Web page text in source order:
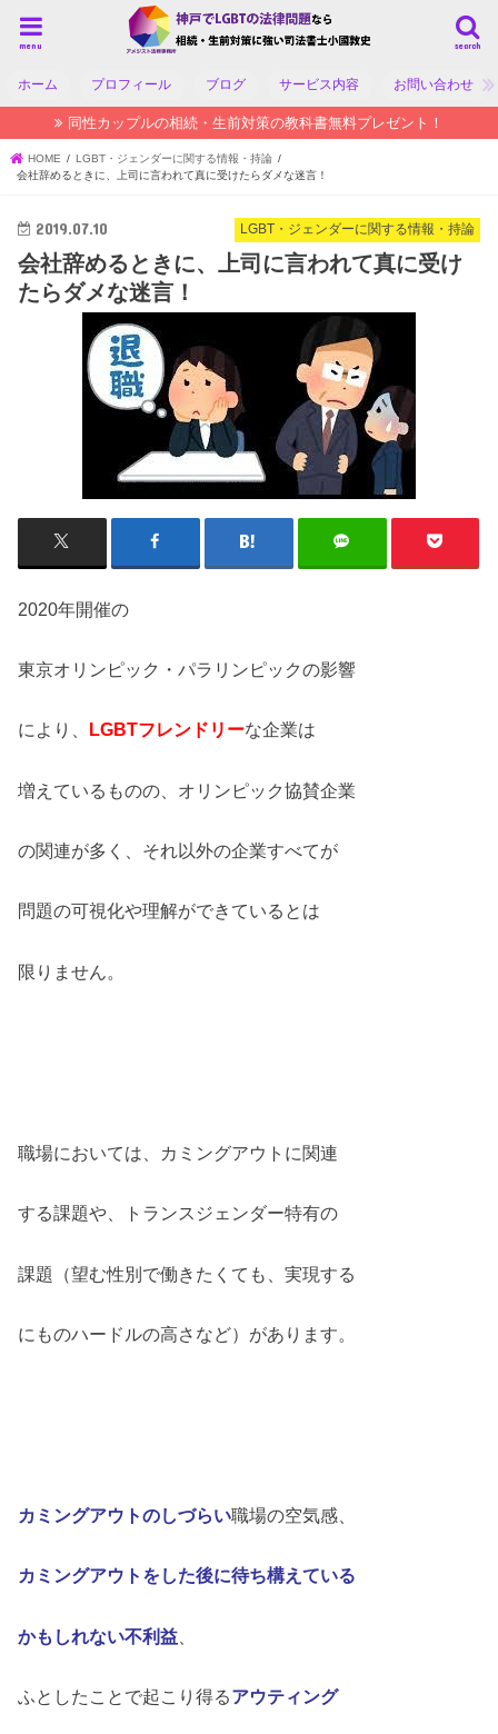
search
menu
ホーム プロフィール ブログ サービス内容 お問い合わせ
同性カップルの相続・生前対策の教科書無料プレゼント！
HOME
LGBT・ジェンダーに関する情報・持論
会社辞めるときに、上司に言われて真に受けたらダメな迷言！
LGBT・ジェンダーに関する情報・持論
2019.07.10
会社辞めるときに、上司に言われて真に受け
たらダメな迷言！
2020年開催の
東京オリンピック・パラリンピックの影響
により、 LGBTフレンドリーな企業は
増えているものの、オリンピック協賛企業
の関連が多く、それ以外の企業すべてが
問題の可視化や理解ができているとは
限りません。
職場においては、カミングアウトに関連
する課題や、トランスジェンダー特有の
課題（望む性別で働きたくても、実現する
にものハードルの高さなど）があります。
カミングアウトのしづらい職場の空気感、
カミングアウトをした後に待ち構えている
かもしれない不利益
ふとしたことで起こり得るアウティング